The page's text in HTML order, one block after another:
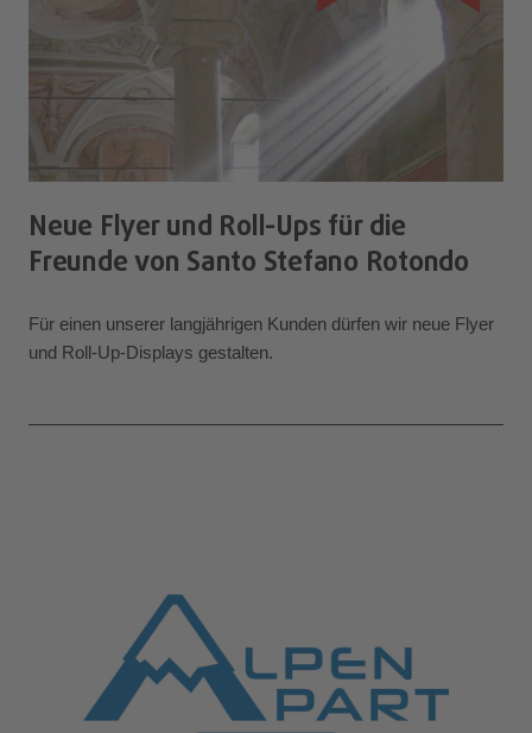
Neue Flyer und Roll-Ups für die
Freunde von Santo Stefano Rotondo
Für einen unserer langjährigen Kunden dürfen wir neue Flyer
und Roll-Up-Displays gestalten.